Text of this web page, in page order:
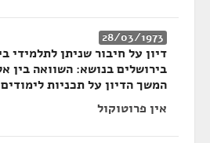
28/03/1973
דיון על חיבור שניתן לתלמידי
בירושלים בנושא: השוואה בין
המשך הדיון על תכניות לימודים
אין פרוטוקול